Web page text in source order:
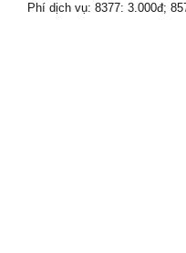
Phí dịch vụ: 8377: 3.000đ;